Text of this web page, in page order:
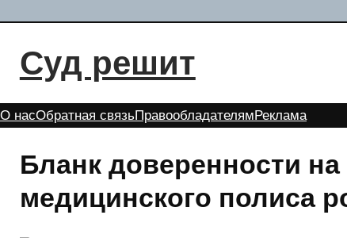
содержимому
Суд решит
О насОбратная связьПравообладателям Реклама
Бланк доверенности
медицинского полиса